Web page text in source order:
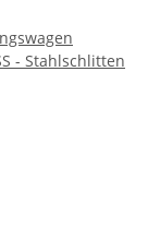
- Stahlschlitten